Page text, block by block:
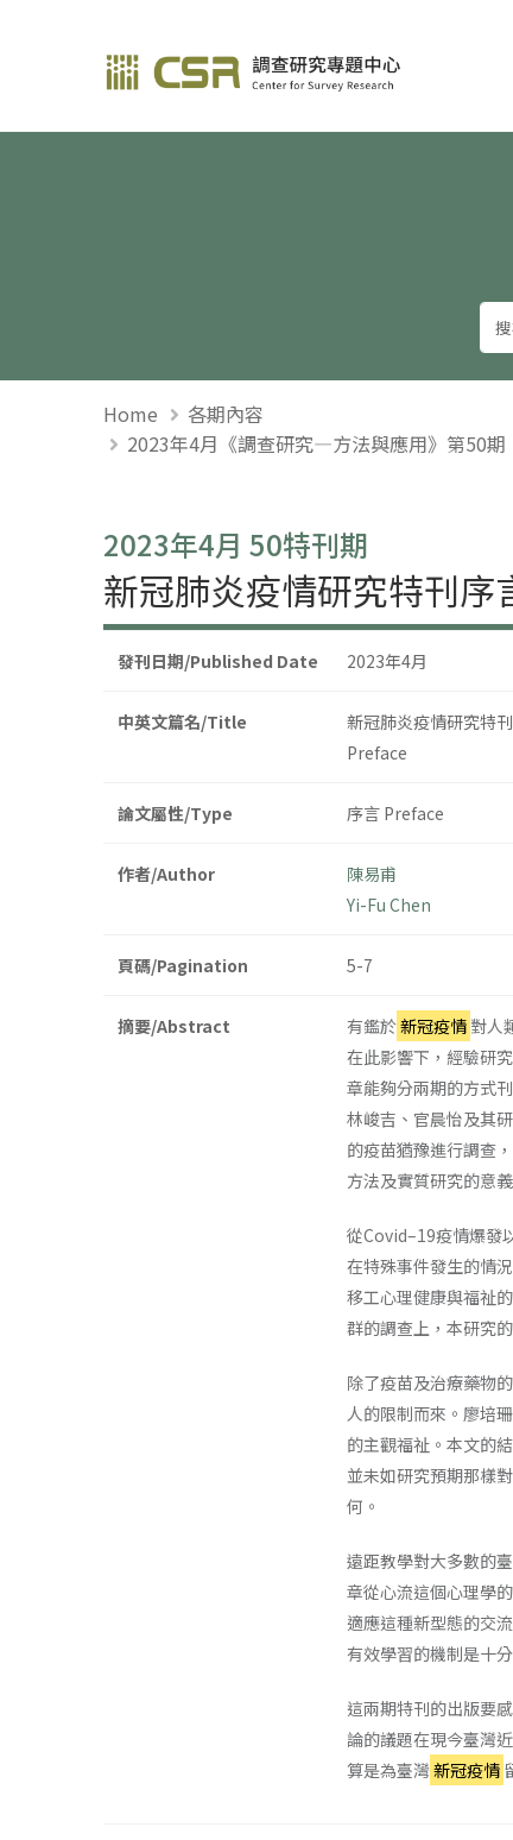
調查研究—方法與應用
Home
各期內容
2023年4月《調查研究—方法與應用》第50期
2023年4月 50特刊期
新冠肺炎疫情研究特刊序
發刊日期/Published Date 2023年4月
中英文篇名/Title
新冠肺炎疫情研究特
Preface
論文屬性/Type 序言 Preface
作者/Author
陳易甫
Yi-Fu Chen
頁碼/Pagination 5-7
摘要/Abstract 有鑑於新冠疫情 對人
在此影響下，經驗研
章能夠分兩期的方式
林峻吉、官晨怡及其
的疫苗猶豫進行調查
方法及實質研究的意
從Covid–19疫情爆發
在特殊事件發生的情
移工心理健康與福祉
群的調查上，本研究
除了疫苗及治療藥物
人的限制而來。廖培
的主觀福祉。本文的
並未如研究預期那樣
何。
遠距教學對大多數的
章從心流這個心理學
適應這種新型態的交
有效學習的機制是十
這兩期特刊的出版要
論的議題在現今臺灣
算是為臺灣新冠疫情